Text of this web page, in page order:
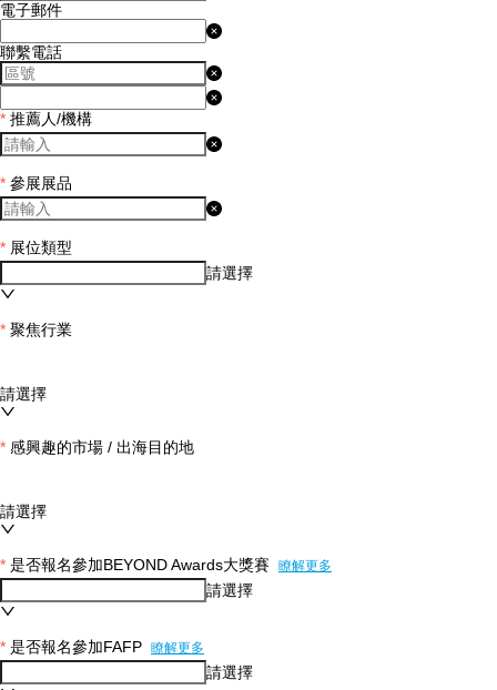
電子郵件
聯繫電話
* 推薦人/機構
* 參展展品
* 展位類型
請選擇
* 聚焦行業
請選擇
* 感興趣的市場 / 出海目的地
請選擇
* 是否報名參加BEYOND Awards大獎賽 瞭解更多
請選擇
* 是否報名參加FAFP 瞭解更多
請選擇